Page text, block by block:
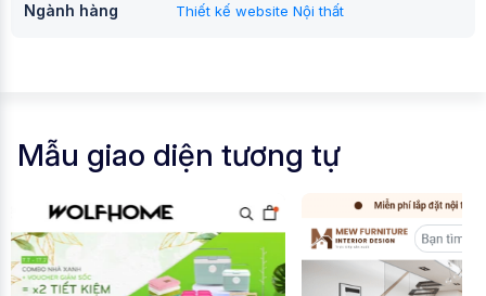
Ngành hàng Thiết kế website Nội thất
Mẫu giao diện tương tự